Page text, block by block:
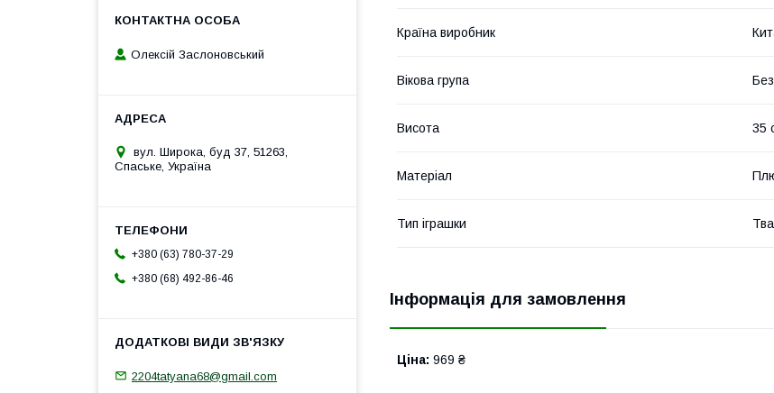
Країна виробник
Вікова група
Висота 35
Матеріал
Тип іграшки
Інформація для замовлення
Ціна: 969 ₴
Олексій Заслоновський
вул. Широка, буд 37, 51263,
Спаське, Україна
+380 (63) 780-37-29
+380 (68) 492-86-46
2204tatyana68@gmail.com